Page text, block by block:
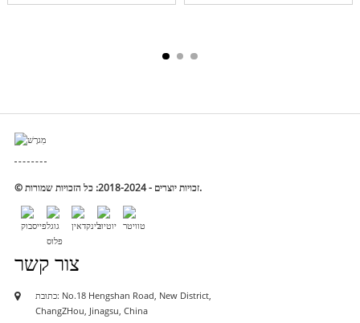
© זכויות יוצרים - 2018-2024: כל הזכויות שמורות.
צור קשר
כתובת: No.18 Hengshan Road, New District,
ChangZHou, Jinagsu, China